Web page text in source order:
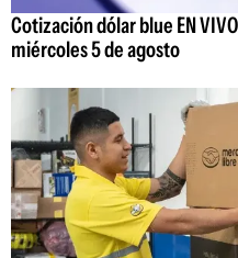
Cotización dólar blue EN
miércoles 5 de agosto